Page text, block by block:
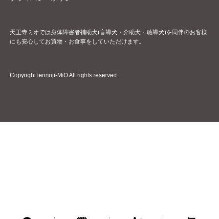
天王寺ミオでは身体障害者補助犬(盲導犬・介助犬・聴導犬)を同伴のお客様
にも安心してお買物・お食事をしていただけます。
Copyright tennoji-MiO All rights reserved.